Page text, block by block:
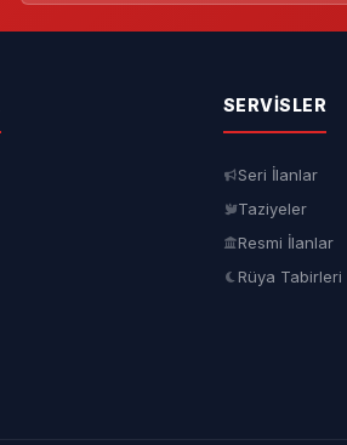
SERVISLER
Seri İlanlar
Taziyeler
Resmi İlanlar
Rüya Tabirleri